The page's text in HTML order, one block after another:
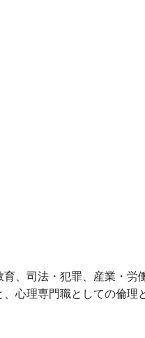
、司法・犯罪、産業・労
心理専門職としての倫理